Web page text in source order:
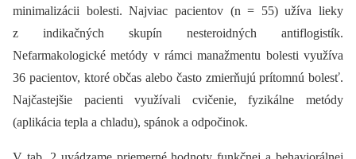
minimalizácii bolesti. Najviac pacientov (n = 55) užíva lieky
z indikačných skupín nesteroidných antiflogistík.
Nefarmakologické metódy v rámci manažmentu bolesti využíva
36 pacientov, ktoré občas alebo často zmierňujú prítomnú bolesť.
Najčastejšie pacienti využívali cvičenie, fyzikálne metódy
(aplikácia tepla a chladu), spánok a odpočinok.